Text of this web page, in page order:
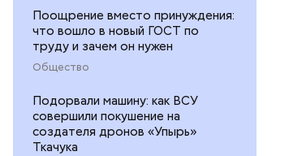
Поощрение вместо принуждения:
что вошло в новый ГОСТ по
труду и зачем он нужен
Общество
Подорвали машину: как ВСУ
совершили покушение на
создателя дронов «Упырь»
Ткачука